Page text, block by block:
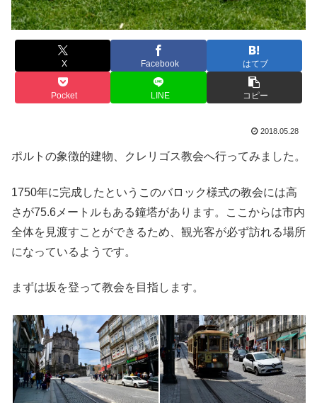
X Facebook はてブ
Pocket LINE コピー
2018.05.28
ポルトの象徴的建物、クレリゴス教会へ行ってみました。
1750年に完成したというこのバロック様式の教会には高
さが75.6メートルもある鐘塔があります。ここからは市内
全体を見渡すことができるため、観光客が必ず訪れる場所
になっているようです。
まずは坂を登って教会を目指します。